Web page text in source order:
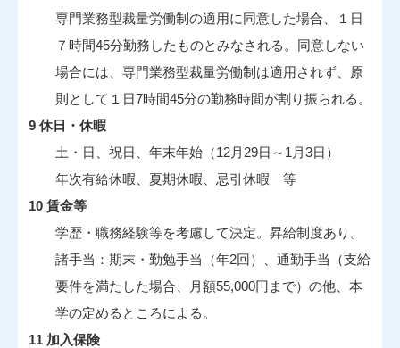
専門業務型裁量労働制の適用に同意した場合、１日
７時間45分勤務したものとみなされる。同意しない
場合には、専門業務型裁量労働制は適用されず、原
則として１日7時間45分の勤務時間が割り振られる。
9 休日・休暇
土・日、祝日、年末年始（12月29日～1月3日）
年次有給休暇、夏期休暇、忌引休暇 等
10 賃金等
学歴・職務経験等を考慮して決定。昇給制度あり。
諸手当：期末・勤勉手当（年2回）、通勤手当（支給
要件を満たした場合、月額55,000円まで）の他、本
学の定めるところによる。
11 加入保険